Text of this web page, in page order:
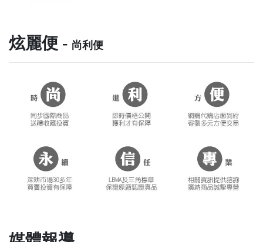
炫麗便 - 尚利便